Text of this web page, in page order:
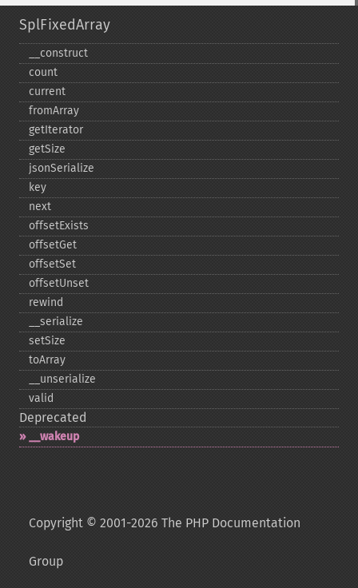
SplFixedArray
_​_​construct
count
current
fromArray
getIterator
getSize
jsonSerialize
key
next
offsetExists
offsetGet
offsetSet
offsetUnset
rewind
_​_​serialize
setSize
toArray
_​_​unserialize
valid
Deprecated
_​_​wakeup
Copyright © 2001-2026 The PHP Documentation
Group